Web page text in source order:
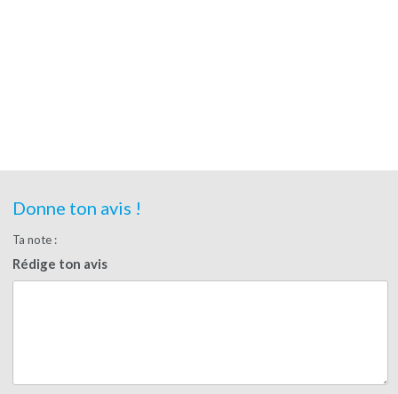
Donne ton avis !
Ta note :
Rédige ton avis